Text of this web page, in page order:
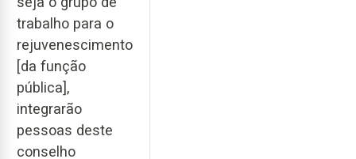
trabalho para o
rejuvenescimento
[da função
pública],
integrarão
pessoas deste
conselho